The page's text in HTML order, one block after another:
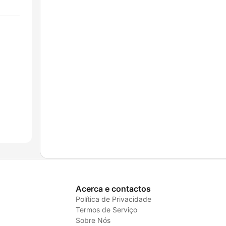
Acerca e contactos
Política de Privacidade
Termos de Serviço
Sobre Nós